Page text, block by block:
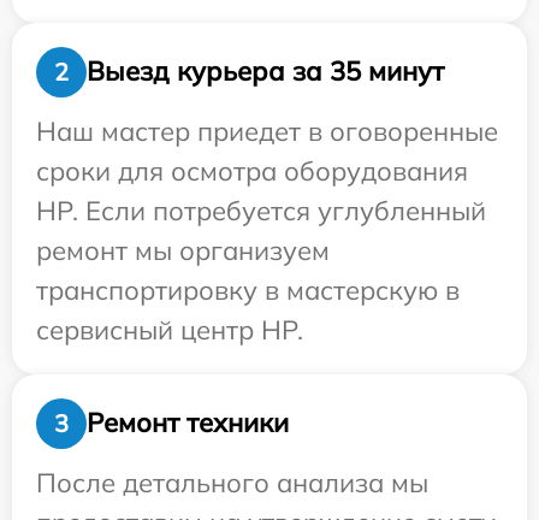
2
Выезд курьера за 35 минут
Наш мастер приедет в оговоренные
сроки для осмотра оборудования
HP. Если потребуется углубленный
ремонт мы организуем
транспортировку в мастерскую в
сервисный центр HP.
3
Ремонт техники
После детального анализа мы